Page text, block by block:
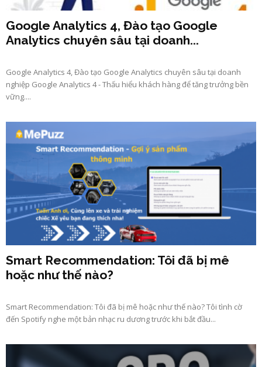
Google Analytics 4, Đào tạo Google
Analytics chuyên sâu tại doanh...
Google Analytics 4, Đào tạo Google Analytics chuyên sâu tại doanh
nghiệp Google Analytics 4 - Thấu hiểu khách hàng để tăng trưởng bền
vững....
Smart Recommendation: Tôi đã bị mê
hoặc như thế nào?
Smart Recommendation: Tôi đã bị mê hoặc như thế nào? Tôi tình cờ
đến Spotify nghe một bản nhạc ru dương trước khi bắt đầu...